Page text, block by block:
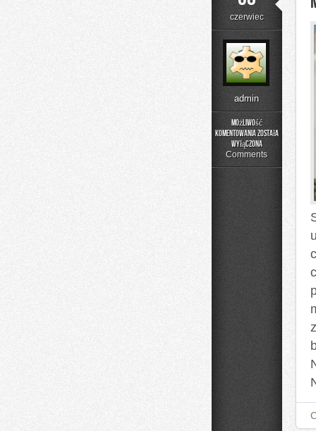
czerwiec
admin
Możliwość
komentowania
Catering
została
wyłączona
Comments